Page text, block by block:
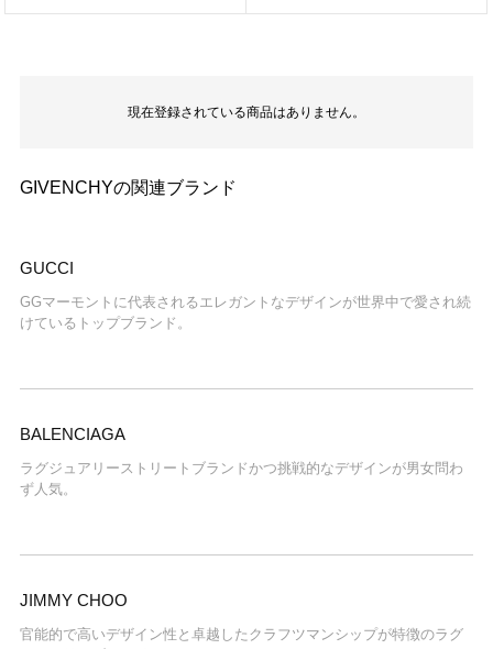
現在登録されている商品はありません。
GIVENCHYの関連ブランド
GUCCI
GGマーモントに代表されるエレガントなデザインが世界中で愛され続
けているトップブランド。
BALENCIAGA
ラグジュアリーストリートブランドかつ挑戦的なデザインが男女問わ
ず人気。
JIMMY CHOO
官能的で高いデザイン性と卓越したクラフツマンシップが特徴のラグ